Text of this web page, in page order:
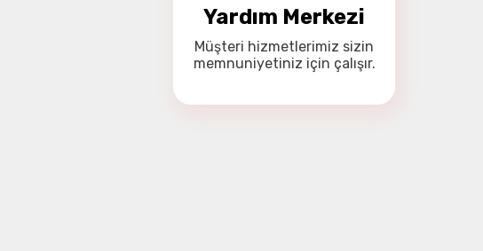
İHA Drone Pilot Eğitimleri
Ürünleri görmek için hemen tıklayın.
Yardım Merkezi
Müşteri hizmetlerimiz sizin
memnuniyetiniz için çalışır.